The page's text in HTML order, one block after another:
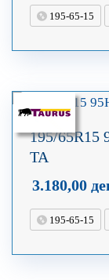
195-65-15
195/65R15
TA
3.180,00
195-65-15